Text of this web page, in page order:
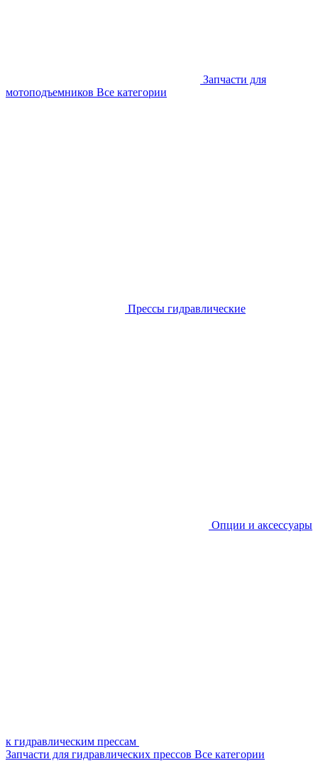
Запчасти для
мотоподъемников Все категории
Прессы гидравлические
Опции и аксессуары
к гидравлическим прессам
Запчасти для гидравлических прессов Все категории